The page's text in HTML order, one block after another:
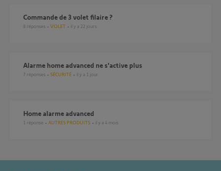
Commande de 3 volet filaire ?
8 réponses VOLET il y a 22 jours
Alarme home advanced ne s'active plus
7 réponses SÉCURITÉ il y a 1 jour
Home alarme advanced
1 réponse AUTRES PRODUITS il y a 4 mois